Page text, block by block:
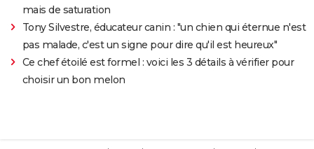
mais de saturation
Tony Silvestre, éducateur canin : "un chien qui éternue n'est
pas malade, c'est un signe pour dire qu'il est heureux"
Ce chef étoilé est formel : voici les 3 détails à vérifier pour
choisir un bon melon